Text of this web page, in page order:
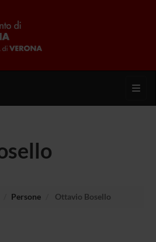
Persone Ottavio Bosello